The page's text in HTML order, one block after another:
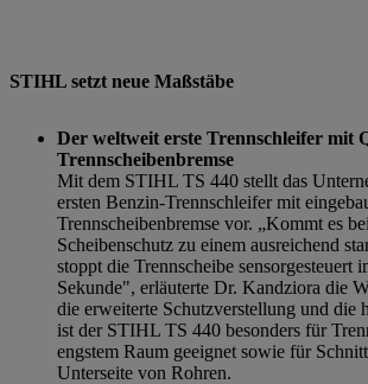
STIHL setzt neue Maßstäbe
Der weltweit erste Trennschleifer mit
Trennscheibenbremse
Mit dem STIHL TS 440 stellt das
ersten Benzin-Trennschleifer mit
Trennscheibenbremse vor. „Kommt es
Scheibenschutz zu einem ausreichend
stoppt die Trennscheibe sensorgesteuert
Sekunde", erläuterte Dr. Kandziora die
die erweiterte Schutzverstellung und die
ist der STIHL TS 440 besonders für
engstem Raum geeignet sowie für
Unterseite von Rohren.